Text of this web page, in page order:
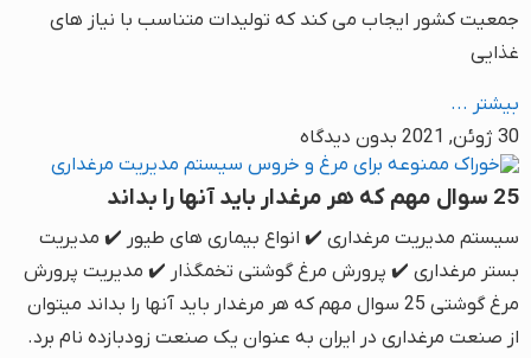
جمعیت کشور ایجاب می کند که تولیدات متناسب با نیاز های
غذایی
بیشتر ...
30 ژوئن, 2021
بدون دیدگاه
25 سوال مهم که هر مرغدار باید آنها را بداند
سیستم مدیریت مرغداری ✔️ انواع بیماری های طیور ✔️ مدیریت
بستر مرغداری ✔️ پرورش مرغ گوشتی تخمگذار ✔️ مدیریت پرورش
مرغ گوشتی 25 سوال مهم که هر مرغدار باید آنها را بداند میتوان
از صنعت مرغداری در ایران به عنوان یک صنعت زودبازده نام برد.